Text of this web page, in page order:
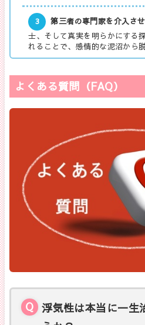
3 第三者の専門家を介入させ
士、そして真実を明らかにする
れることで、感情的な泥沼から
よくある質問（FAQ）
浮気性は本当に一生